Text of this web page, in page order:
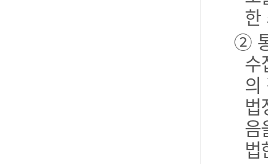
한
②
수
의
음